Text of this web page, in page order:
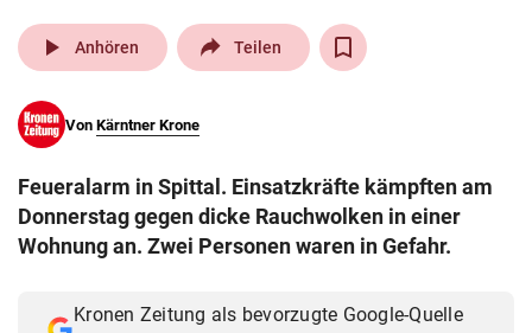
pin_drop
Wien arrow_right
search
eingeben
© Krone Multimedia GmbH & Co KG 2026
play_arrow Anhören Teilen
Von Kärntner Krone
Feueralarm in Spittal. Einsatzkräfte kämpften am
Donnerstag gegen dicke Rauchwolken in einer
Wohnung an. Zwei Personen waren in Gefahr.
Kronen Zeitung als bevorzugte Google-Quelle